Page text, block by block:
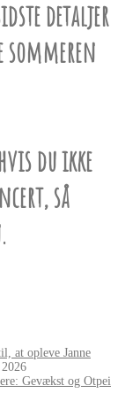
detaljer
sommeren
du ikke
så
at opleve Janne
Gevækst og Otpei